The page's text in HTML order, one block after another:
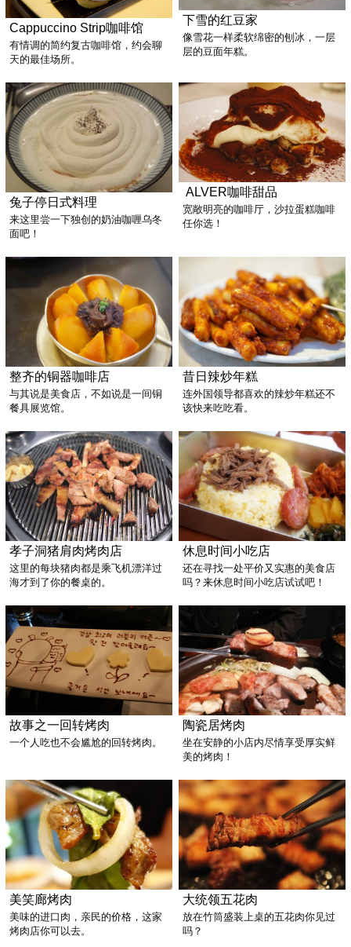
Cappuccino Strip咖啡馆
有情调的简约复古咖啡馆，约会聊
天的最佳场所。
下雪的红豆家
像雪花一样柔软绵密的刨冰，一层
层的豆面年糕。
兔子停日式料理
来这里尝一下独创的奶油咖喱乌冬
面吧！
ALVER咖啡甜品
宽敞明亮的咖啡厅，沙拉蛋糕咖啡
任你选！
整齐的铜器咖啡店
与其说是美食店，不如说是一间铜
餐具展览馆。
昔日辣炒年糕
连外国领导都喜欢的辣炒年糕还不
该快来吃吃看。
孝子洞猪肩肉烤肉店
这里的每块猪肉都是乘飞机漂洋过
海才到了你的餐桌的。
休息时间小吃店
还在寻找一处平价又实惠的美食店
吗？来休息时间小吃店试试吧！
故事之一回转烤肉
一个人吃也不会尴尬的回转烤肉。
陶瓷居烤肉
坐在安静的小店内尽情享受厚实鲜
美的烤肉！
美笑廊烤肉
美味的进口肉，亲民的价格，这家
烤肉店你可以去。
大统领五花肉
放在竹筒盛装上桌的五花肉你见过
吗？